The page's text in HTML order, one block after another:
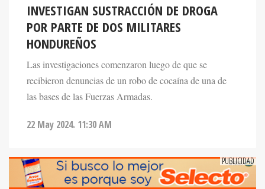
INVESTIGAN SUSTRACCIÓN DE DROGA
POR PARTE DE DOS MILITARES
HONDUREÑOS
Las investigaciones comenzaron luego de que se
recibieron denuncias de un robo de cocaína de una de
las bases de las Fuerzas Armadas.
22 May 2024. 11:30 AM